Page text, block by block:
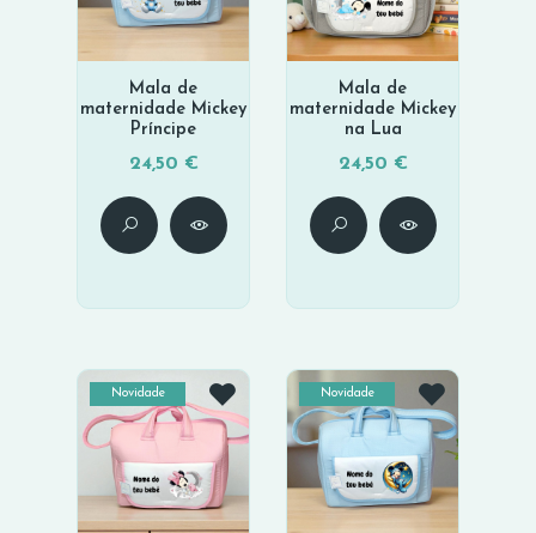
Mala de
maternidade Mickey
Príncipe
24,50 €
Mala de
maternidade Mickey
na Lua
24,50 €
Novidade Novidade